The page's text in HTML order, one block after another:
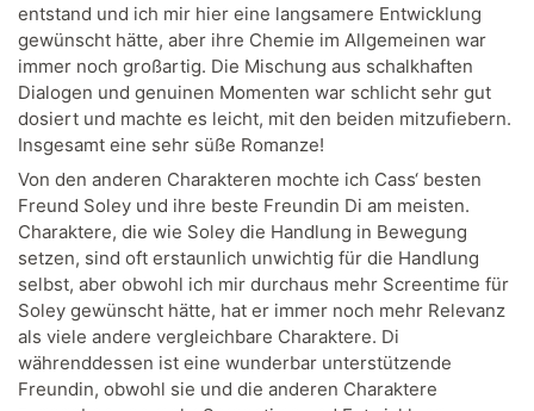
entstand und ich mir hier eine langsamere Entwicklung
gewünscht hätte, aber ihre Chemie im Allgemeinen war
immer noch großartig. Die Mischung aus schalkhaften
Dialogen und genuinen Momenten war schlicht sehr gut
dosiert und machte es leicht, mit den beiden mitzufiebern.
Insgesamt eine sehr süße Romanze!
Von den anderen Charakteren mochte ich Cass‘ besten
Freund Soley und ihre beste Freundin Di am meisten.
Charaktere, die wie Soley die Handlung in Bewegung
setzen, sind oft erstaunlich unwichtig für die Handlung
selbst, aber obwohl ich mir durchaus mehr Screentime für
Soley gewünscht hätte, hat er immer noch mehr Relevanz
als viele andere vergleichbare Charaktere. Di
währenddessen ist eine wunderbar unterstützende
Freundin, obwohl sie und die anderen Charaktere